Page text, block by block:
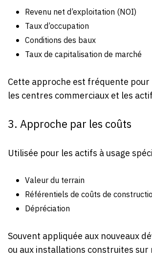
Revenu net d’exploitation (NOI)
Taux d’occupation
Conditions des baux
Taux de capitalisation de marché
Cette approche est fréquente pour
les centres commerciaux et les
3. Approche par les coûts
Utilisée pour les actifs à usage
Valeur du terrain
Référentiels de coûts de
Dépréciation
Souvent appliquée aux nouveaux
ou aux installations construites sur